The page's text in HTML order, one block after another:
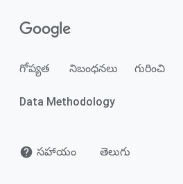
గోప్యత నిబంధనలు గురించి
Data Methodology
సహాయం